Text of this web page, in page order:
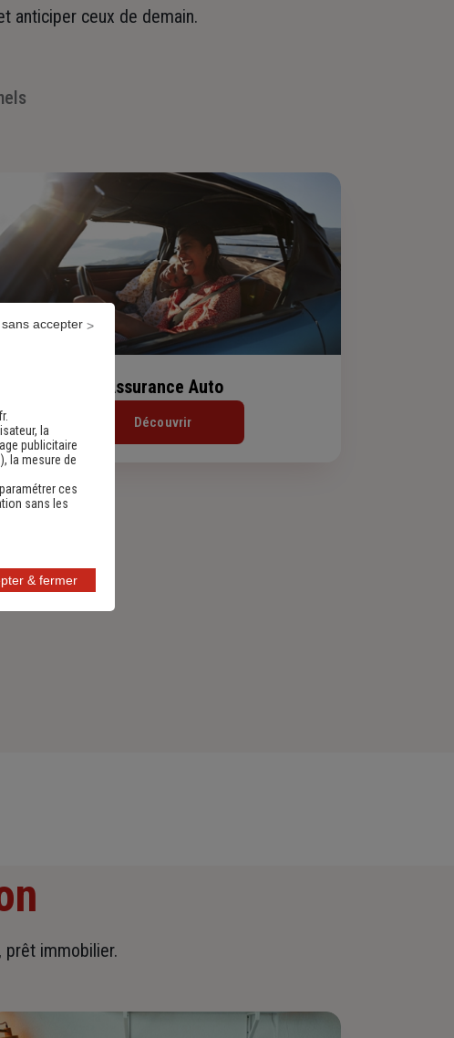
anticiper ceux de demain.
Assurance Auto
Découvrir
prêt immobilier.
la
publicitaire
), la mesure de
ces
sans les
& fermer
accepter